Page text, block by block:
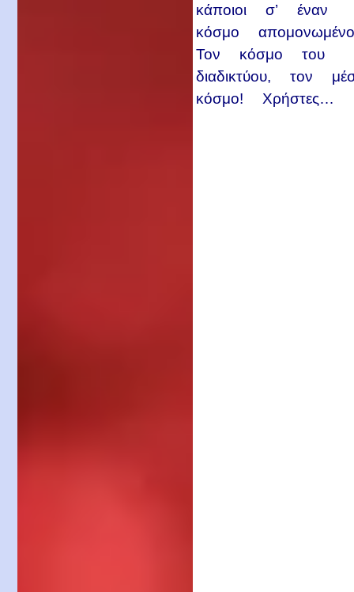
κάποιοι σ’ έναν
κόσμο
Τον κόσμο του
διαδικτύου, τον
κόσμο! Χρήστες…